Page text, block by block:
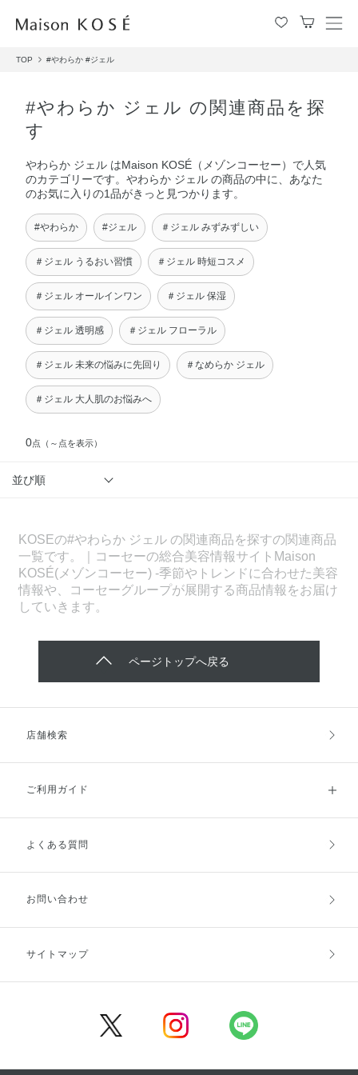
メ
TOP #やわらか #ジェル
#やわらか ジェル の関連商品を探
す
やわらか ジェル はMaison KOSÉ（メゾンコーセー）で人気
のカテゴリーです。やわらか ジェル の商品の中に、あなた
のお気に入りの1品がきっと見つかります。
#やわらか #ジェル ＃ジェル みずみずしい
＃ジェル うるおい習慣 ＃ジェル 時短コスメ
＃ジェル オールインワン ＃ジェル 保湿
＃ジェル 透明感 ＃ジェル フローラル
＃ジェル 未来の悩みに先回り ＃なめらか ジェル
＃ジェル 大人肌のお悩みへ
0点 （～点を表示）
並び順
KOSEの#やわらか ジェル の関連商品を探すの関連商品
一覧です。｜コーセーの総合美容情報サイトMaison
KOSÉ(メゾンコーセー) -季節やトレンドに合わせた美容
情報や、コーセーグループが展開する商品情報をお届け
していきます。
ページトップへ戻る
店舗検索
ご利用ガイド
ご利用ガイドトップ
お支払方法
キャンセル・返品・交換
よくある質問
お問い合わせ
サイトマップ